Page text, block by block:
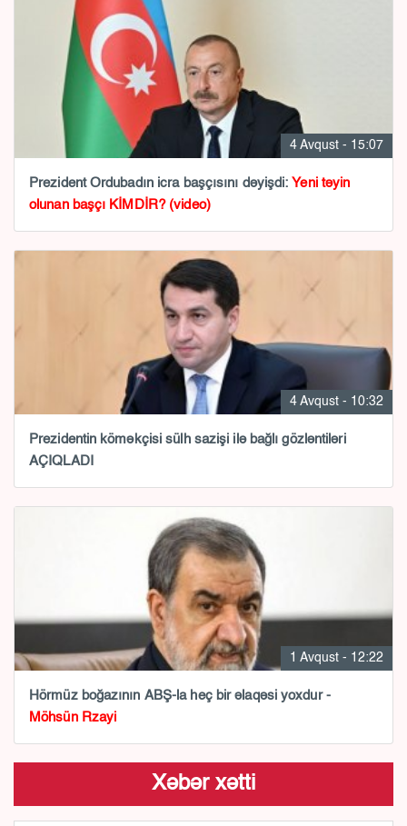
4 Avqust - 15:07
Prezident Ordubadın icra başçısını dəyişdi: Yeni təyin
olunan başçı KİMDİR? (video)
4 Avqust - 10:32
Prezidentin köməkçisi sülh sazişi ilə bağlı gözləntiləri
AÇIQLADI
1 Avqust - 12:22
Hörmüz boğazının ABŞ-la heç bir əlaqəsi yoxdur -
Möhsün Rzayi
Xəbər xətti